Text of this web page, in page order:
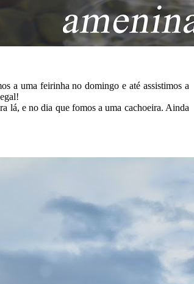
a uma feirinha no domingo e até assistimos a
lá, e no dia que fomos a uma cachoeira. Ainda